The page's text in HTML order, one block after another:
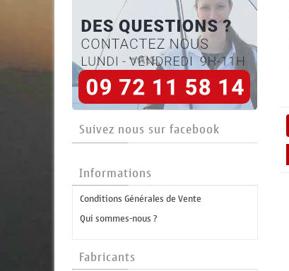
Suivez nous sur facebook
Informations
Conditions Générales de Vente
Qui sommes-nous ?
Fabricants